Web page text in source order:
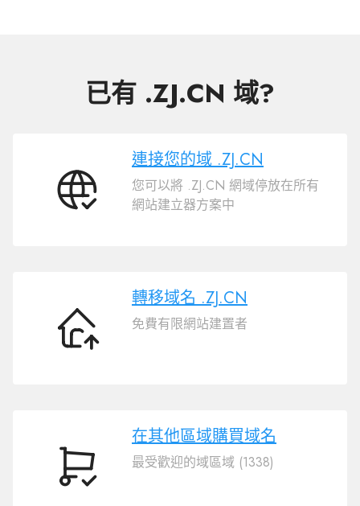
已有 .ZJ.CN 域?
連
連接您的域 .ZJ.CN
您可以將 .ZJ.CN 網域停放在所有
網站建立器方案中
轉
轉移域名 .ZJ.CN
免費有限網站建置者
在
在其他區域購買域名
最受歡迎的域區域 (1338)